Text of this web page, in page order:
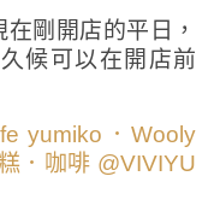
剛開店的平日，
候可以在開店前